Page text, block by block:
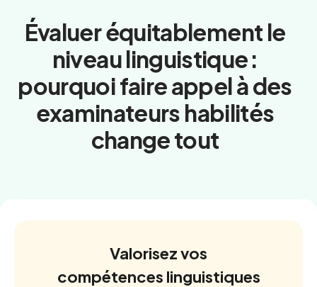
Évaluer équitablement le
niveau linguistique :
pourquoi faire appel à des
examinateurs habilités
change tout
Valorisez vos
compétences linguistiques